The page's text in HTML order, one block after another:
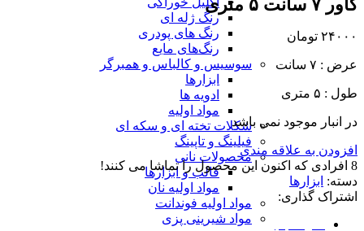
رنگ ژله ای
رنگ های پودری
رنگ‌های مایع
سوسیس و کالباس و همبرگر
ابزارها
ادویه ها
مواد اولیه
شکلات تخته ای و سکه ای
فیلینگ و تاپینگ
محصولات نانی
قالب و ابزارها
مواد اولیه نان
مواد اولیه فوندانت
مواد شیرینی پزی
کاور ۷ سانت ۵ متری
۲۴۰۰۰ تومان
عرض : ۷ سانت
طول : ۵ متری
در انبار موجود نمی باشد
افزودن به علاقه مندی
8 افرادی که اکنون این محصول را تماشا می کنند!
دسته: ابزارها
اشتراک گذاری: